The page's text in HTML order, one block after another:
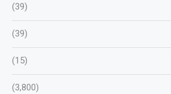
(39)
(39)
(15)
(3,800)